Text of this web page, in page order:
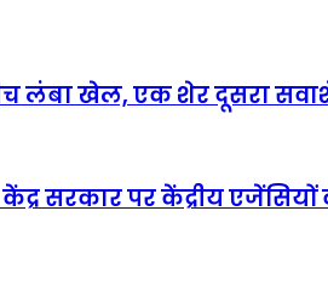
लंबा खेल, एक शेर दूसरा
सरकार पर केंद्रीय